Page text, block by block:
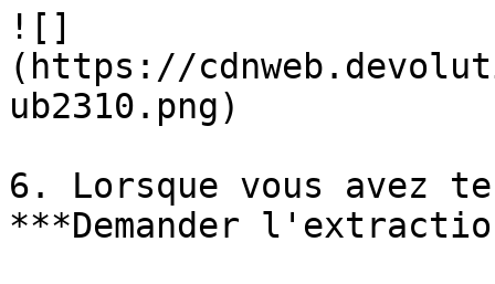
![]
(https://
ub2310.png)
6. Lorsque vous avez
***Demander